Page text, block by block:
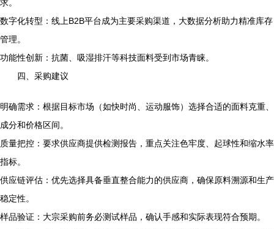
求。
数字化转型：线上B2B平台成为主要采购渠道，大数据分析助力精准库存
管理。
功能性创新：抗菌、吸湿排汗等科技面料受到市场青睐。
四、采购建议
明确需求：根据目标市场（如快时尚、运动服饰）选择合适的面料克重、
成分和价格区间。
质量把控：要求供应商提供检测报告，重点关注色牢度、起球性和缩水率
指标。
供应链评估：优先选择具备垂直整合能力的供应商，确保原料溯源和生产
稳定性。
样品验证：大宗采购前务必测试样品，确认手感和实际表现符合预期。